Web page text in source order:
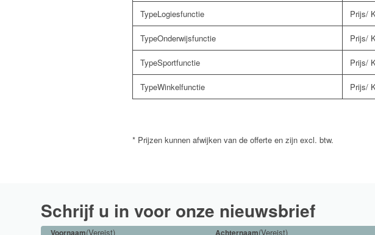
Logiesfunctie
Onderwijsfunctie
Sportfunctie
Winkelfunctie
* Prijzen kunnen afwijken van de offerte en zijn excl. btw.
Schrijf u in voor onze nieuwsbrief
(Vereist) (Vereist)